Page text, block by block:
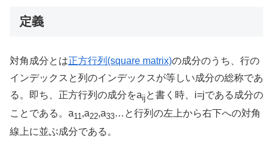
定義
対角成分とは正方行列(square matrix)の成分のうち、行の
インデックスと列のインデックスが等しい成分の総称であ
る。即ち、正方行列の成分をaij と書く時、i=jである成分の
ことである。a11 ,a22,a33…と行列の左上から右下への対角
線上に並ぶ成分である。